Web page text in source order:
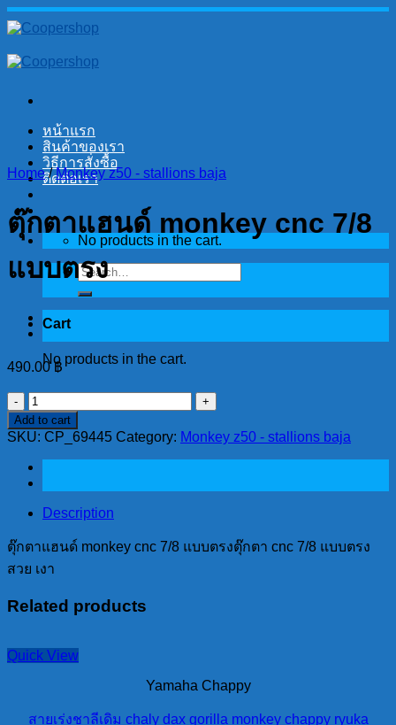
Skip
to
หน้าแรก
สินค้าของเรา
วิธีการสั่งซื้อ
ติดต่อเรา
No products in the cart.
Search
for:
Cart
No products in the cart.
Home / Monkey z50 - stallions baja
ตุ๊กตาแฮนด์ monkey cnc 7/8
แบบตรง
490.00฿
ตุ๊กตา
แฮนด์
monkey
cnc
7/8
แบบ
ตรง
quantity
Add to cart
SKU: CP_69445 Category: Monkey z50 - stallions baja
Description
ตุ๊กตาแฮนด์ monkey cnc 7/8 แบบตรงตุ๊กตา cnc 7/8 แบบตรง
สวย เงา
Related products
Quick View
Yamaha Chappy
สายเร่งชาลีเดิม chaly dax gorilla monkey chappy ryuka